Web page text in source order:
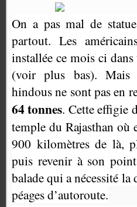
On a pas mal de
partout. Les
installée ce mois ci
(voir plus bas).
hindous ne sont pas en
64 tonnes. Cette effigie
temple du Rajasthan
900 kilomètres de là,
puis revenir à son
balade qui a nécessité
péages d’autoroute.